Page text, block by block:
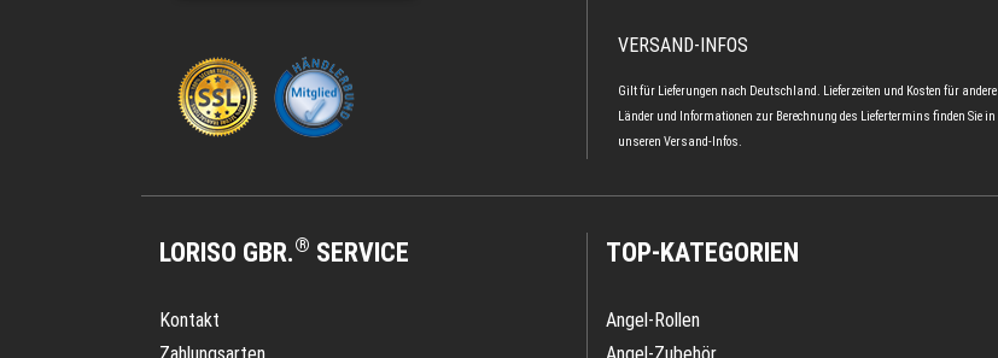
VERSAND-INFOS
Gilt für Lieferungen nach Deutschland. Lieferzeiten und Kosten für andere
Länder und Informationen zur Berechnung des Liefertermins finden Sie in
unseren Versand-Infos
LORISO GBR.® SERVICE
Kontakt
TOP-KATEGORIEN
Angel-Rollen